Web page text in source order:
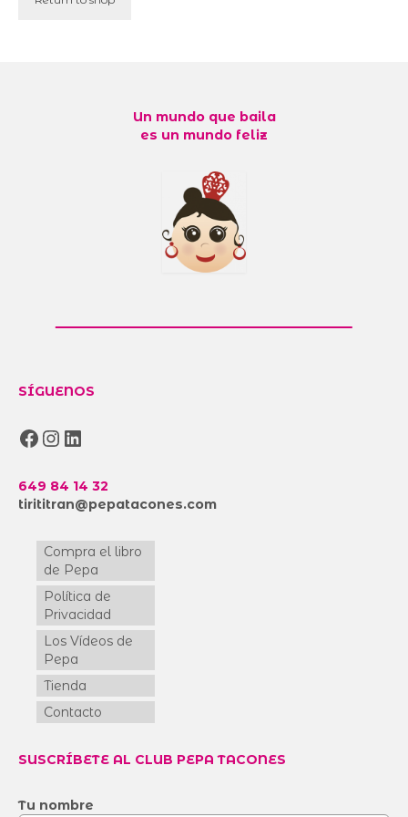
Un mundo que baila
es un mundo feliz
SÍGUENOS
Facebook
Instagram
LinkedIn
649 84 14 32
tirititran@pepatacones.com
Compra el libro
de Pepa
Política de
Privacidad
Los Vídeos de
Pepa
Tienda
Contacto
SUSCRÍBETE AL CLUB PEPA TACONES
Tu nombre